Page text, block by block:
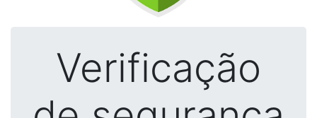
Verificação